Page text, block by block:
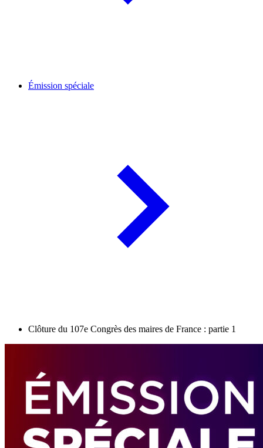
Émission spéciale
Clôture du 107e Congrès des maires de France : partie 1